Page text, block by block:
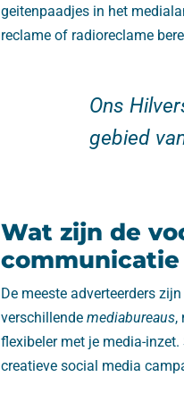
geitenpaadjes in het
reclame of radioreclame
Ons
gebied
Wat zijn de
De meeste adverteerders
verschillende mediabureaus,
flexibeler met je media-
creatieve social media